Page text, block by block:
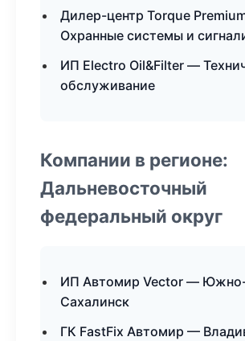
Дилер-центр Torque
Охранные системы и
ИП Electro Oil&Filter —
обслуживание
Компании в регионе:
Дальневосточный
федеральный округ
ИП Автомир Vector —
Сахалинск
ГК FastFix Автомир —